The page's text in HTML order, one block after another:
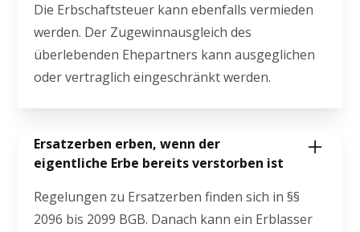
Die Erbschaftsteuer kann ebenfalls vermieden
werden. Der Zugewinnausgleich des
überlebenden Ehepartners kann ausgeglichen
oder vertraglich eingeschränkt werden.
Ersatzerben erben, wenn der
eigentliche Erbe bereits verstorben ist
Regelungen zu Ersatzerben finden sich in §§
2096 bis 2099 BGB. Danach kann ein Erblasser